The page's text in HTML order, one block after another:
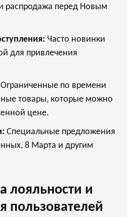
распродажа перед Новым
Часто новинки
для привлечения
Ограниченные по времени
товары, которые можно
цене.
Специальные предложения
8 Марта и другим
лояльности и
пользователей